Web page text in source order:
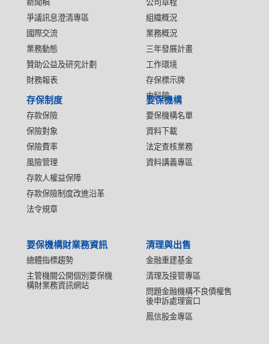
新聞稿
爭議訊息澄清專區
國際交流
業務動態
贊助公益及研究計劃
財務報表
公司章程
組織概況
業務概況
三年發展計畫
工作環境
存保標示牌
史料館
存保制度
存款保險
保險對象
保險費率
風險管理
存款人權益保障
存款保險制度改進沿革
法令規章
要保機構
要保機構名單
資料下載
法定查核業務
資料講義專區
要保機構財業務資訊
總體指標趨勢
主管機關公開個別要保機
構財業務資訊網站
清理與出售
金融重建基金
清理及接管專區
問題金融機構不良債權售
後申訴處理窗口
鳳信股金專區